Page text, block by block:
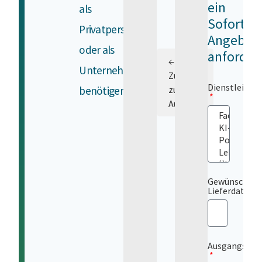
als
Privatperson
oder als
Unternehmen
benötigen.
←
Zurück
zur
Auswahl
ein
Sofort-
Angebot
Gewünschtes
Lieferdatum